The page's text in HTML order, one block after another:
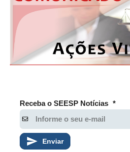
Receba o SEESP Notícias *
Enviar